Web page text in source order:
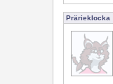
Prärieklocka